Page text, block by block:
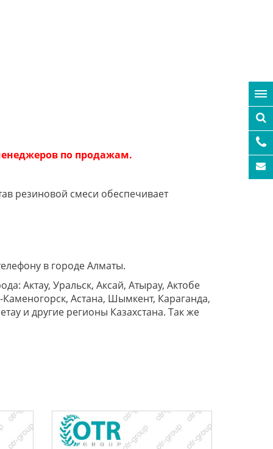
по продажам.
резиновой смеси обеспечивает
в городе Алматы.
Актау, Уральск, Аксай, Атырау, Актобе
Астана, Шымкент, Караганда,
и другие регионы Казахстана. Так же